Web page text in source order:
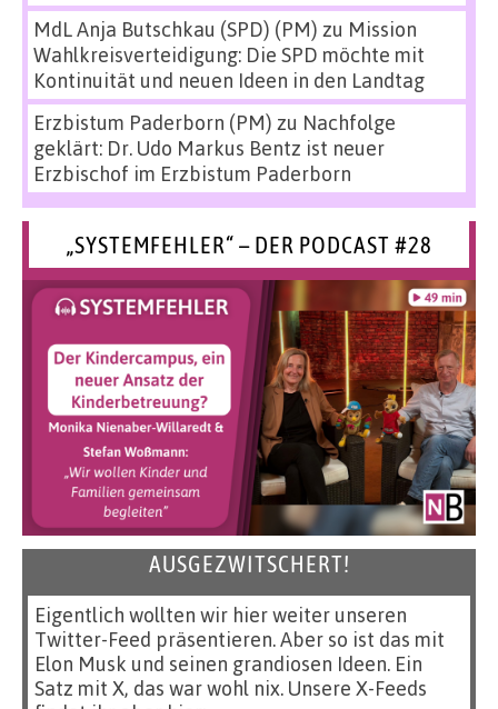
MdL Anja Butschkau (SPD) (PM) zu Mission
Wahlkreisverteidigung: Die SPD möchte mit
Kontinuität und neuen Ideen in den Landtag
Erzbistum Paderborn (PM) zu Nachfolge
geklärt: Dr. Udo Markus Bentz ist neuer
Erzbischof im Erzbistum Paderborn
„SYSTEMFEHLER“ – DER PODCAST #28
AUSGEZWITSCHERT!
Eigentlich wollten wir hier weiter unseren
Twitter-Feed präsentieren. Aber so ist das mit
Elon Musk und seinen grandiosen Ideen. Ein
Satz mit X, das war wohl nix. Unsere X-Feeds